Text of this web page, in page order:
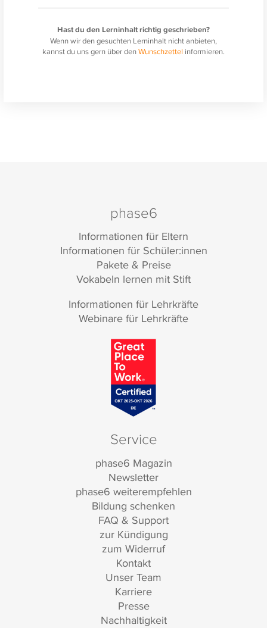
Hast du den Lerninhalt richtig geschrieben?
Wenn wir den gesuchten Lerninhalt nicht anbieten,
kannst du uns gern über denWunschzettel informieren.
phase6
Informationen für Eltern
Informationen für Schüler:innen
Pakete & Preise
Vokabeln lernen mit Stift
Informationen für Lehrkräfte
Webinare für Lehrkräfte
Service
phase6 Magazin
Newsletter
phase6 weiterempfehlen
Bildung schenken
FAQ & Support
zur Kündigung
zum Widerruf
Kontakt
Unser Team
Karriere
Presse
Nachhaltigkeit